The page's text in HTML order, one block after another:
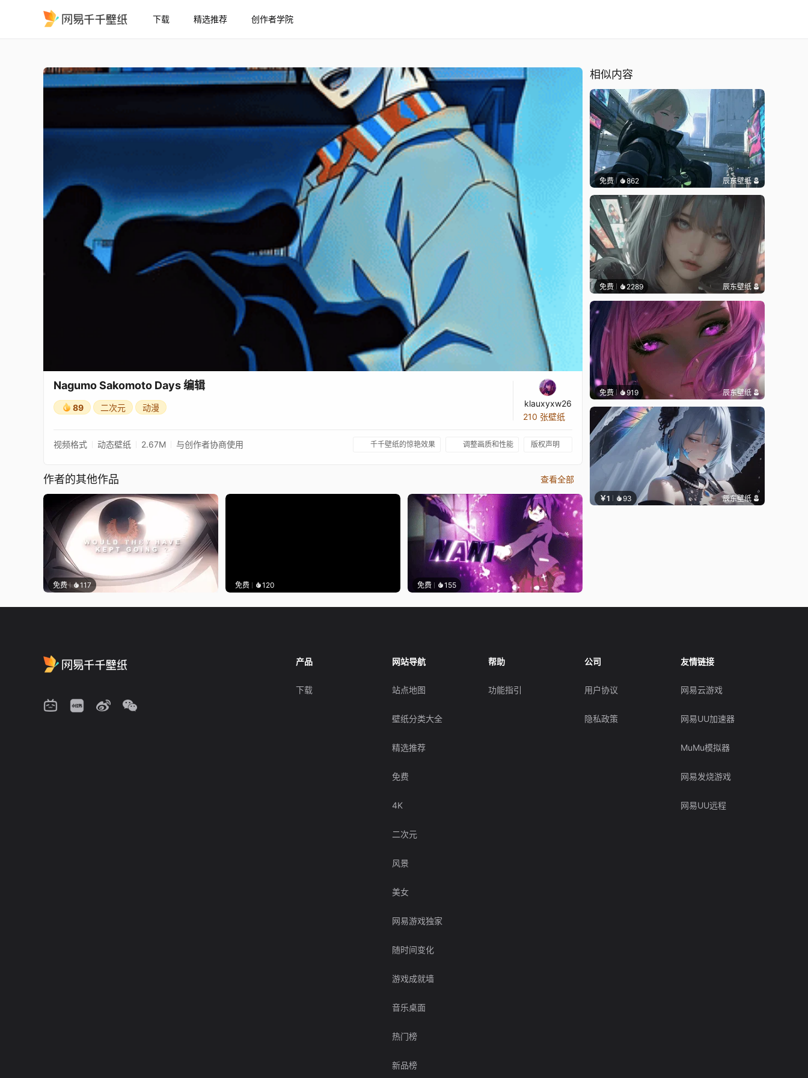
下载 精选推荐 创作者学院
Nagumo Sakomoto Days 编辑
89 二次元 动漫
klauxyxw26
210 张壁纸
视频格式 动态壁纸 2.67M 与创作者协商使用 千千壁纸的惊艳效果 调整画质和性能 版权声明
作者的其他作品 查看全部
免费 117 免费 120 免费 155
相似内容
免费 862 辰东壁纸
免费 2289 辰东壁纸
免费 919 辰东壁纸
￥1 93 辰东壁纸
产品
下载
网站导航
站点地图
壁纸分类大全
精选推荐
免费
4K
二次元
风景
美女
网易游戏独家
随时间变化
游戏成就墙
音乐桌面
热门榜
新品榜
帮助
功能指引
公司
用户协议
隐私政策
友情链接
网易云游戏
网易UU加速器
MuMu模拟器
网易发烧游戏
网易UU远程